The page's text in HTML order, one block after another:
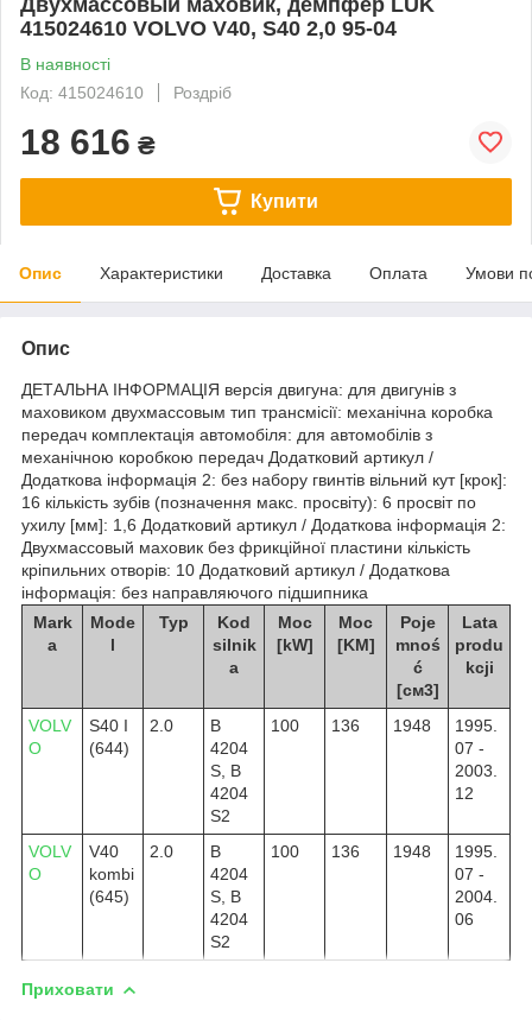
415024610 VOLVO V40, S40 2,0 95-04
В наявності
Код: 415024610
Роздріб
18 616 ₴
Купити
Опис Характеристики Доставка Оплата Умови
Опис
ДЕТАЛЬНА ІНФОРМАЦІЯ версія двигуна: для двигунів з
маховиком двухмассовым тип трансмісії: механічна коробка
передач комплектація автомобіля: для автомобілів з
механічною коробкою передач Додатковий артикул /
Додаткова інформація 2: без набору гвинтів вільний кут [крок]:
16 кількість зубів (позначення макс. просвіту): 6 просвіт по
ухилу [мм]: 1,6 Додатковий артикул / Додаткова інформація 2:
Двухмассовый маховик без фрикційної пластини кількість
кріпильних отворів: 10 Додатковий артикул / Додаткова
інформація: без направляючого підшипника
Mark
a
Mode
l
Typ
Kod
silnik
a
Moc
[kW]
Moc
[KM]
Poje
mnoś
ć
[см3]
Lata
produ
kcji
VOLV
O
S40 I
(644)
2.0
B
4204
S, B
4204
S2
100 136 1948
1995.
07 -
2003.
12
VOLV
O
V40
kombi
(645)
2.0
B
4204
S, B
4204
S2
100 136 1948
1995.
07 -
2004.
06
Приховати